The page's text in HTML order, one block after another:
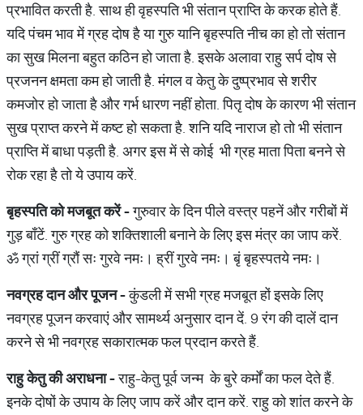
प्रभावित करती है. साथ ही वृहस्पति भी संतान प्राप्ति के करक होते हैं.
यदि पंचम भाव में ग्रह दोष है या गुरु यानि बृहस्पति नीच का हो तो संतान
का सुख मिलना बहुत कठिन हो जाता है. इसके अलावा राहु सर्प दोष से
प्रजनन क्षमता कम हो जाती है. मंगल व केतु के दुष्प्रभाव से शरीर
कमजोर हो जाता है और गर्भ धारण नहीं होता. पितृ दोष के कारण भी संतान
सुख प्राप्त करने में कष्ट हो सकता है. शनि यदि नाराज हो तो भी संतान
प्राप्ति में बाधा पड़ती है. अगर इस में से कोई भी ग्रह माता पिता बनने से
रोक रहा है तो ये उपाय करें.
बृहस्पतिकोमजबूतकरें-गुरुवार के दिन पीले वस्त्र पहनें और गरीबों में
गुड़ बाँटें. गुरु ग्रह को शक्तिशाली बनाने के लिए इस मंत्र का जाप करें.
ॐ ग्रां ग्रीं ग्रौं सः गुरवे नमः। ह्रीं गुरवे नमः। बृं बृहस्पतये नमः।
नवग्रहदानऔरपूजन-कुंडली में सभी ग्रह मजबूत हों इसके लिए
नवग्रह पूजन करवाएं और सामर्थ्य अनुसार दान दें. 9 रंग की दालें दान
करने से भी नवग्रह सकारात्मक फल प्रदान करते हैं.
राहुकेतुकीअराधना-राहु-केतु पूर्व जन्म के बुरे कर्मों का फल देते हैं.
इनके दोषों के उपाय के लिए जाप करें और दान करें. राहु को शांत करने के